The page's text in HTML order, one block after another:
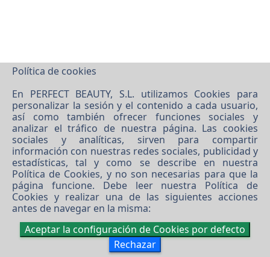
©2026 PERFECT BEAUTY, S.L.
Software XgestEvo
Política de cookies
En PERFECT BEAUTY, S.L. utilizamos Cookies para
personalizar la sesión y el contenido a cada usuario,
así como también ofrecer funciones sociales y
analizar el tráfico de nuestra página. Las cookies
sociales y analíticas, sirven para compartir
información con nuestras redes sociales, publicidad y
estadísticas, tal y como se describe en nuestra
Política de Cookies, y no son necesarias para que la
página funcione. Debe leer nuestra Política de
Cookies y realizar una de las siguientes acciones
antes de navegar en la misma:
Aceptar la configuración de Cookies por defecto
Rechazar